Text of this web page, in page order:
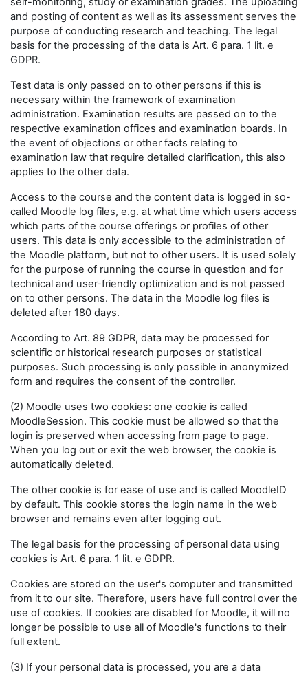
and posting of content as well as its assessment serves the
purpose of conducting research and teaching. The legal
basis for the processing of the data is Art. 6 para. 1 lit. e
GDPR.
Test data is only passed on to other persons if this is
necessary within the framework of examination
administration. Examination results are passed on to the
respective examination offices and examination boards. In
the event of objections or other facts relating to
examination law that require detailed clarification, this also
applies to the other data.
Access to the course and the content data is logged in so-
called Moodle log files, e.g. at what time which users access
which parts of the course offerings or profiles of other
users. This data is only accessible to the administration of
the Moodle platform, but not to other users. It is used solely
for the purpose of running the course in question and for
technical and user-friendly optimization and is not passed
on to other persons. The data in the Moodle log files is
deleted after 180 days.
According to Art. 89 GDPR, data may be processed for
scientific or historical research purposes or statistical
purposes. Such processing is only possible in anonymized
form and requires the consent of the controller.
(2) Moodle uses two cookies: one cookie is called
MoodleSession. This cookie must be allowed so that the
login is preserved when accessing from page to page.
When you log out or exit the web browser, the cookie is
automatically deleted.
The other cookie is for ease of use and is called MoodleID
by default. This cookie stores the login name in the web
browser and remains even after logging out.
The legal basis for the processing of personal data using
cookies is Art. 6 para. 1 lit. e GDPR.
Cookies are stored on the user's computer and transmitted
from it to our site. Therefore, users have full control over the
use of cookies. If cookies are disabled for Moodle, it will no
longer be possible to use all of Moodle's functions to their
full extent.
(3) If your personal data is processed, you are a data